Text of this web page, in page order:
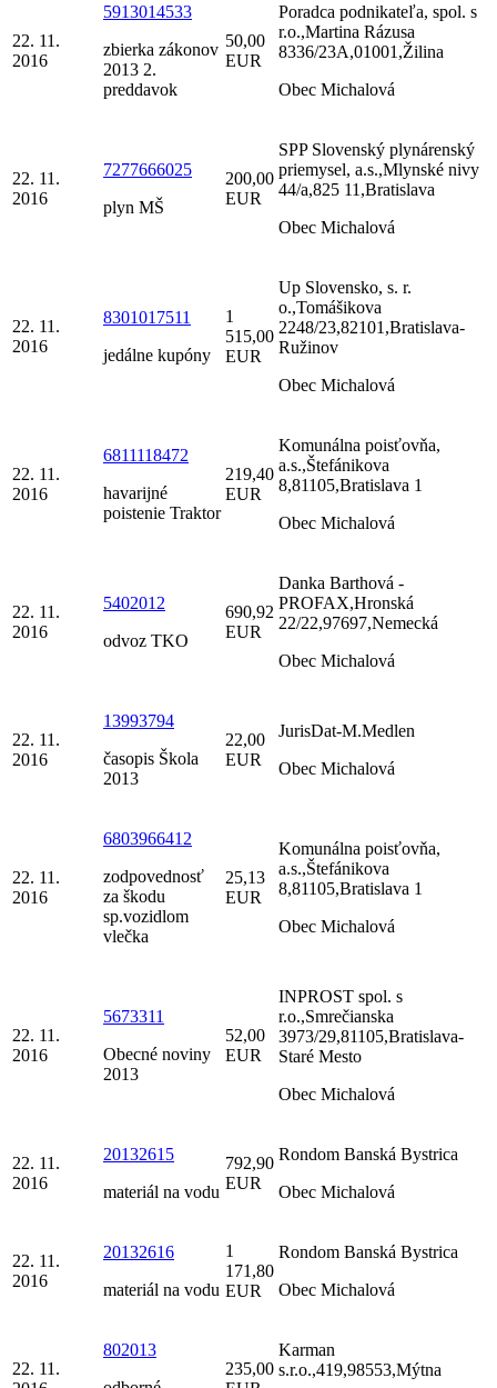
22. 11.
2016
5913014533
zbierka zákonov
2013 2.
preddavok
50,00
EUR
Poradca podnikateľa, spol. s
r.o.,Martina Rázusa
8336/23A,01001,Žilina
Obec Michalová
22. 11.
2016
7277666025
plyn MŠ
200,00
EUR
SPP Slovenský plynárenský
priemysel, a.s.,Mlynské nivy
44/a,825 11,Bratislava
Obec Michalová
22. 11.
2016
8301017511
jedálne kupóny
1
515,00
EUR
Up Slovensko, s. r.
o.,Tomášikova
2248/23,82101,Bratislava-
Ružinov
Obec Michalová
22. 11.
2016
6811118472
havarijné
poistenie Traktor
219,40
EUR
Komunálna poisťovňa,
a.s.,Štefánikova
8,81105,Bratislava 1
Obec Michalová
22. 11.
2016
5402012
odvoz TKO
690,92
EUR
Danka Barthová -
PROFAX,Hronská
22/22,97697,Nemecká
Obec Michalová
22. 11.
2016
13993794
časopis Škola
2013
22,00
EUR
JurisDat-M.Medlen
Obec Michalová
22. 11.
2016
6803966412
zodpovednosť
za škodu
sp.vozidlom
vlečka
25,13
EUR
Komunálna poisťovňa,
a.s.,Štefánikova
8,81105,Bratislava 1
Obec Michalová
22. 11.
2016
5673311
Obecné noviny
2013
52,00
EUR
INPROST spol. s
r.o.,Smrečianska
3973/29,81105,Bratislava-
Staré Mesto
Obec Michalová
22. 11.
2016
20132615
materiál na vodu
792,90
EUR
Rondom Banská Bystrica
Obec Michalová
22. 11.
2016
20132616
materiál na vodu
1
171,80
EUR
Rondom Banská Bystrica
Obec Michalová
22. 11.
802013
235,00
Karman
s.r.o.,419,98553,Mýtna